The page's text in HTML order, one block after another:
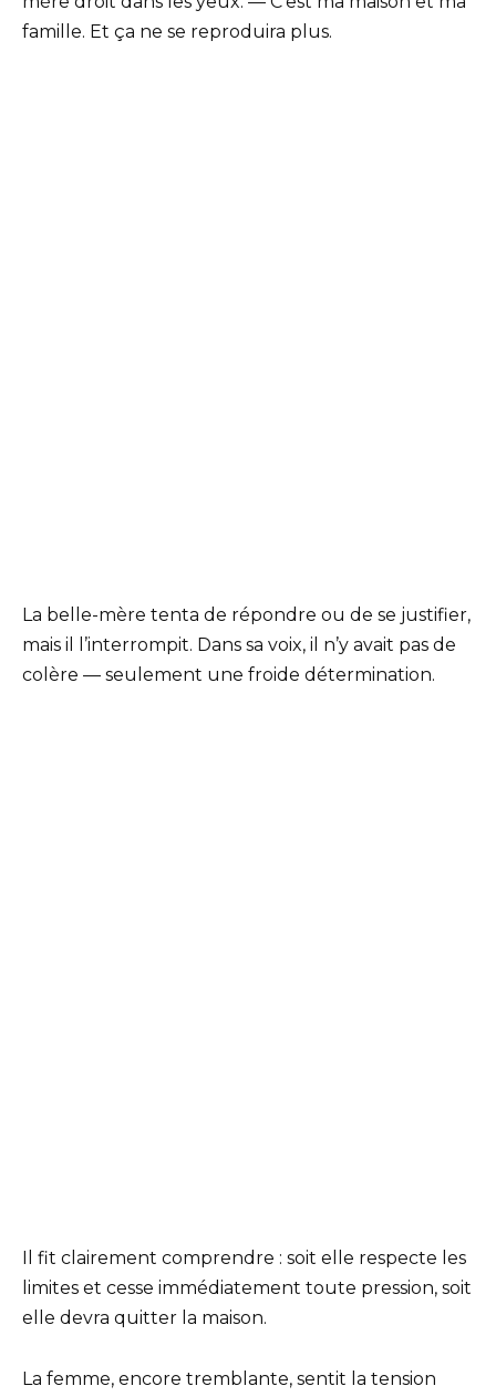
famille. Et ça ne se reproduira plus.
La belle-mère tenta de répondre ou de se justifier,
mais il l’interrompit. Dans sa voix, il n’y avait pas de
colère — seulement une froide détermination.
Il fit clairement comprendre : soit elle respecte les
limites et cesse immédiatement toute pression, soit
elle devra quitter la maison.
La femme, encore tremblante, sentit la tension